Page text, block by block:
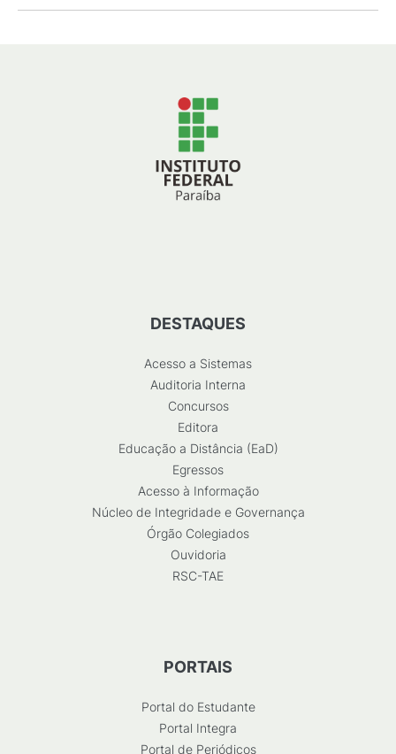
DESTAQUES
Acesso a Sistemas
Auditoria Interna
Concursos
Editora
Educação a Distância (EaD)
Egressos
Acesso à Informação
Núcleo de Integridade e Governança
Órgão Colegiados
Ouvidoria
RSC-TAE
PORTAIS
Portal do Estudante
Portal Integra
Portal de Periódicos